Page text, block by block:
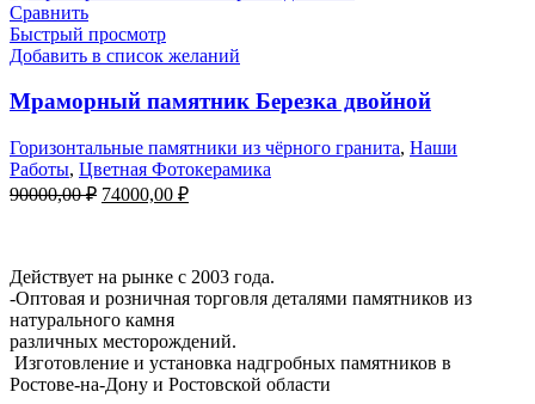
Сравнить
Быстрый просмотр
Добавить в список желаний
Мраморный памятник Березка двойной
Горизонтальные памятники из чёрного гранита, Наши
Работы, Цветная Фотокерамика
90000,00₽ Первоначальная
74000,00 ₽Текущая
Действует на рынке с 2003 года.
-Оптовая и розничная торговля деталями памятников из
натурального камня
различных месторождений.
Изготовление и установка надгробных памятников в
Ростове-на-Дону и Ростовской области